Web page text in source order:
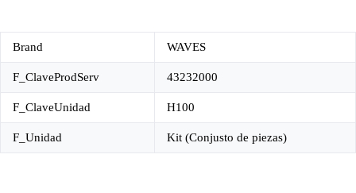
Brand WAVES
F_ClaveProdServ 43232000
F_ClaveUnidad H100
F_Unidad Kit (Conjusto de piezas)